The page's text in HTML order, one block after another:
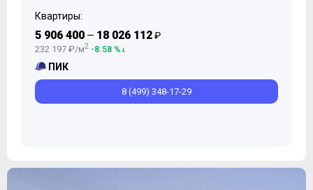
Квартиры:
5 906 400 — 18 026 112₽
232 197 ₽/м2 -8.58 %
ПИК
8 (499) 348-17-29